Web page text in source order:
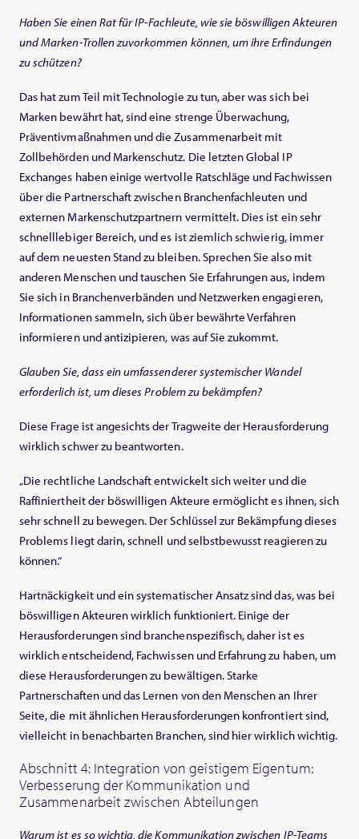
Haben Sie einen Rat für IP-Fachleute, wie sie böswilligen Akteuren
und Marken-Trollen zuvorkommen können, um ihre Erfindungen
zu schützen?
Das hat zum Teil mit Technologie zu tun, aber was sich bei
Marken bewährt hat, sind eine strenge Überwachung,
Präventivmaßnahmen und die Zusammenarbeit mit
Zollbehörden und Markenschutz. Die letzten Global IP
Exchanges haben einige wertvolle Ratschläge und Fachwissen
über die Partnerschaft zwischen Branchenfachleuten und
externen Markenschutzpartnern vermittelt. Dies ist ein sehr
schnelllebiger Bereich, und es ist ziemlich schwierig, immer
auf dem neuesten Stand zu bleiben. Sprechen Sie also mit
anderen Menschen und tauschen Sie Erfahrungen aus, indem
Sie sich in Branchenverbänden und Netzwerken engagieren,
Informationen sammeln, sich über bewährte Verfahren
informieren und antizipieren, was auf Sie zukommt.
Glauben Sie, dass ein umfassenderer systemischer Wandel
erforderlich ist, um dieses Problem zu bekämpfen?
Diese Frage ist angesichts der Tragweite der Herausforderung
wirklich schwer zu beantworten.
„Die rechtliche Landschaft entwickelt sich weiter und die
Raffiniertheit der böswilligen Akteure ermöglicht es ihnen, sich
sehr schnell zu bewegen. Der Schlüssel zur Bekämpfung dieses
Problems liegt darin, schnell und selbstbewusst reagieren zu
können.“
Hartnäckigkeit und ein systematischer Ansatz sind das, was bei
böswilligen Akteuren wirklich funktioniert. Einige der
Herausforderungen sind branchenspezifisch, daher ist es
wirklich entscheidend, Fachwissen und Erfahrung zu haben, um
diese Herausforderungen zu bewältigen. Starke
Partnerschaften und das Lernen von den Menschen an Ihrer
Seite, die mit ähnlichen Herausforderungen konfrontiert sind,
vielleicht in benachbarten Branchen, sind hier wirklich wichtig.
Abschnitt 4: Integration von geistigem Eigentum:
Verbesserung der Kommunikation und
Zusammenarbeit zwischen Abteilungen
Warum ist es so wichtig, die Kommunikation zwischen IP-Teams